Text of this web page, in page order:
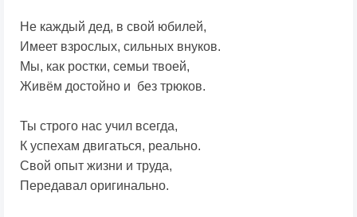
Не каждый дед, в свой юбилей,
Имеет взрослых, сильных внуков.
Мы, как ростки, семьи твоей,
Живём достойно и без трюков.
Ты строго нас учил всегда,
К успехам двигаться, реально.
Свой опыт жизни и труда,
Передавал оригинально.